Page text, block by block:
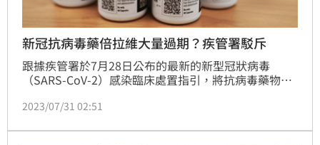
新冠抗病毒藥倍拉維大量過期？疾管署駁斥
跟據疾管署於7月28日公布的最新的新型冠狀病毒
（SARS-CoV-2）感染臨床處置指引，將抗病毒藥物
另一款「倍拉維」將大量過期有關。但疾管署強調，調
見，且非限縮而是要提醒醫師更謹慎，更何況倍拉維尚
2023/07/31 02:51